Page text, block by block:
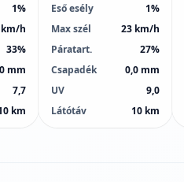
1%
km/h
33%
mm
7,7
km
Eső esély
1%
Max szél
23 km/h
Páratart.
27%
Csapadék
0,0 mm
UV
9,0
Látótáv
10 km